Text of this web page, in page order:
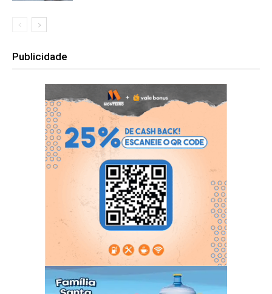
Publicidade